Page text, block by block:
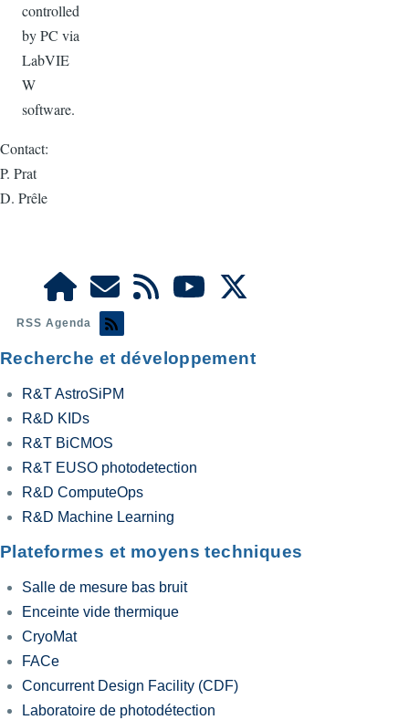
controlled
by PC via
LabVIE
W
software.
Contact:
P. Prat
D. Prêle
RSS Agenda
Recherche et développement
R&T AstroSiPM
R&D KIDs
R&T BiCMOS
R&T EUSO photodetection
R&D ComputeOps
R&D Machine Learning
Plateformes et moyens techniques
Salle de mesure bas bruit
Enceinte vide thermique
CryoMat
FACe
Concurrent Design Facility (CDF)
Laboratoire de photodétection